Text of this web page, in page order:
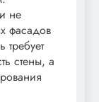
не
фасадов
требует
стены, а